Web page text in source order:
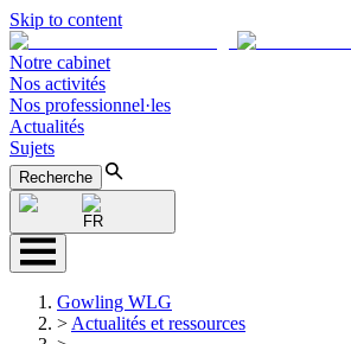
Skip to content
Notre cabinet
Nos activités
Nos professionnel·les
Actualités
Sujets
Recherche
FR
Gowling WLG
> Actualités et ressources